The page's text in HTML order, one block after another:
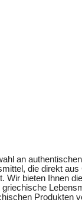
an
die direkt
Wir bieten Ihnen
Produkten